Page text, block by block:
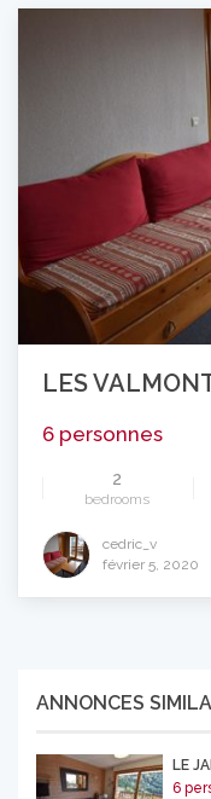
LES
6 personnes
2
bedrooms
cedric_v
février 5, 2020
ANNONCES
LE
6